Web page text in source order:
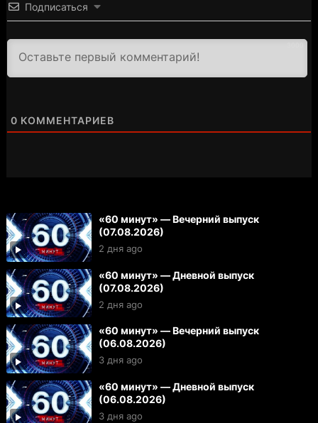
Подписаться
0 КОММЕНТАРИЕВ
«60 минут» — Вечерний выпуск
(07.08.2026)
2 дня ago
«60 минут» — Дневной выпуск
(07.08.2026)
2 дня ago
«60 минут» — Вечерний выпуск
(06.08.2026)
3 дня ago
«60 минут» — Дневной выпуск
(06.08.2026)
3 дня ago